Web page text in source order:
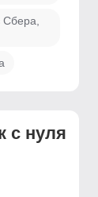
с нуля